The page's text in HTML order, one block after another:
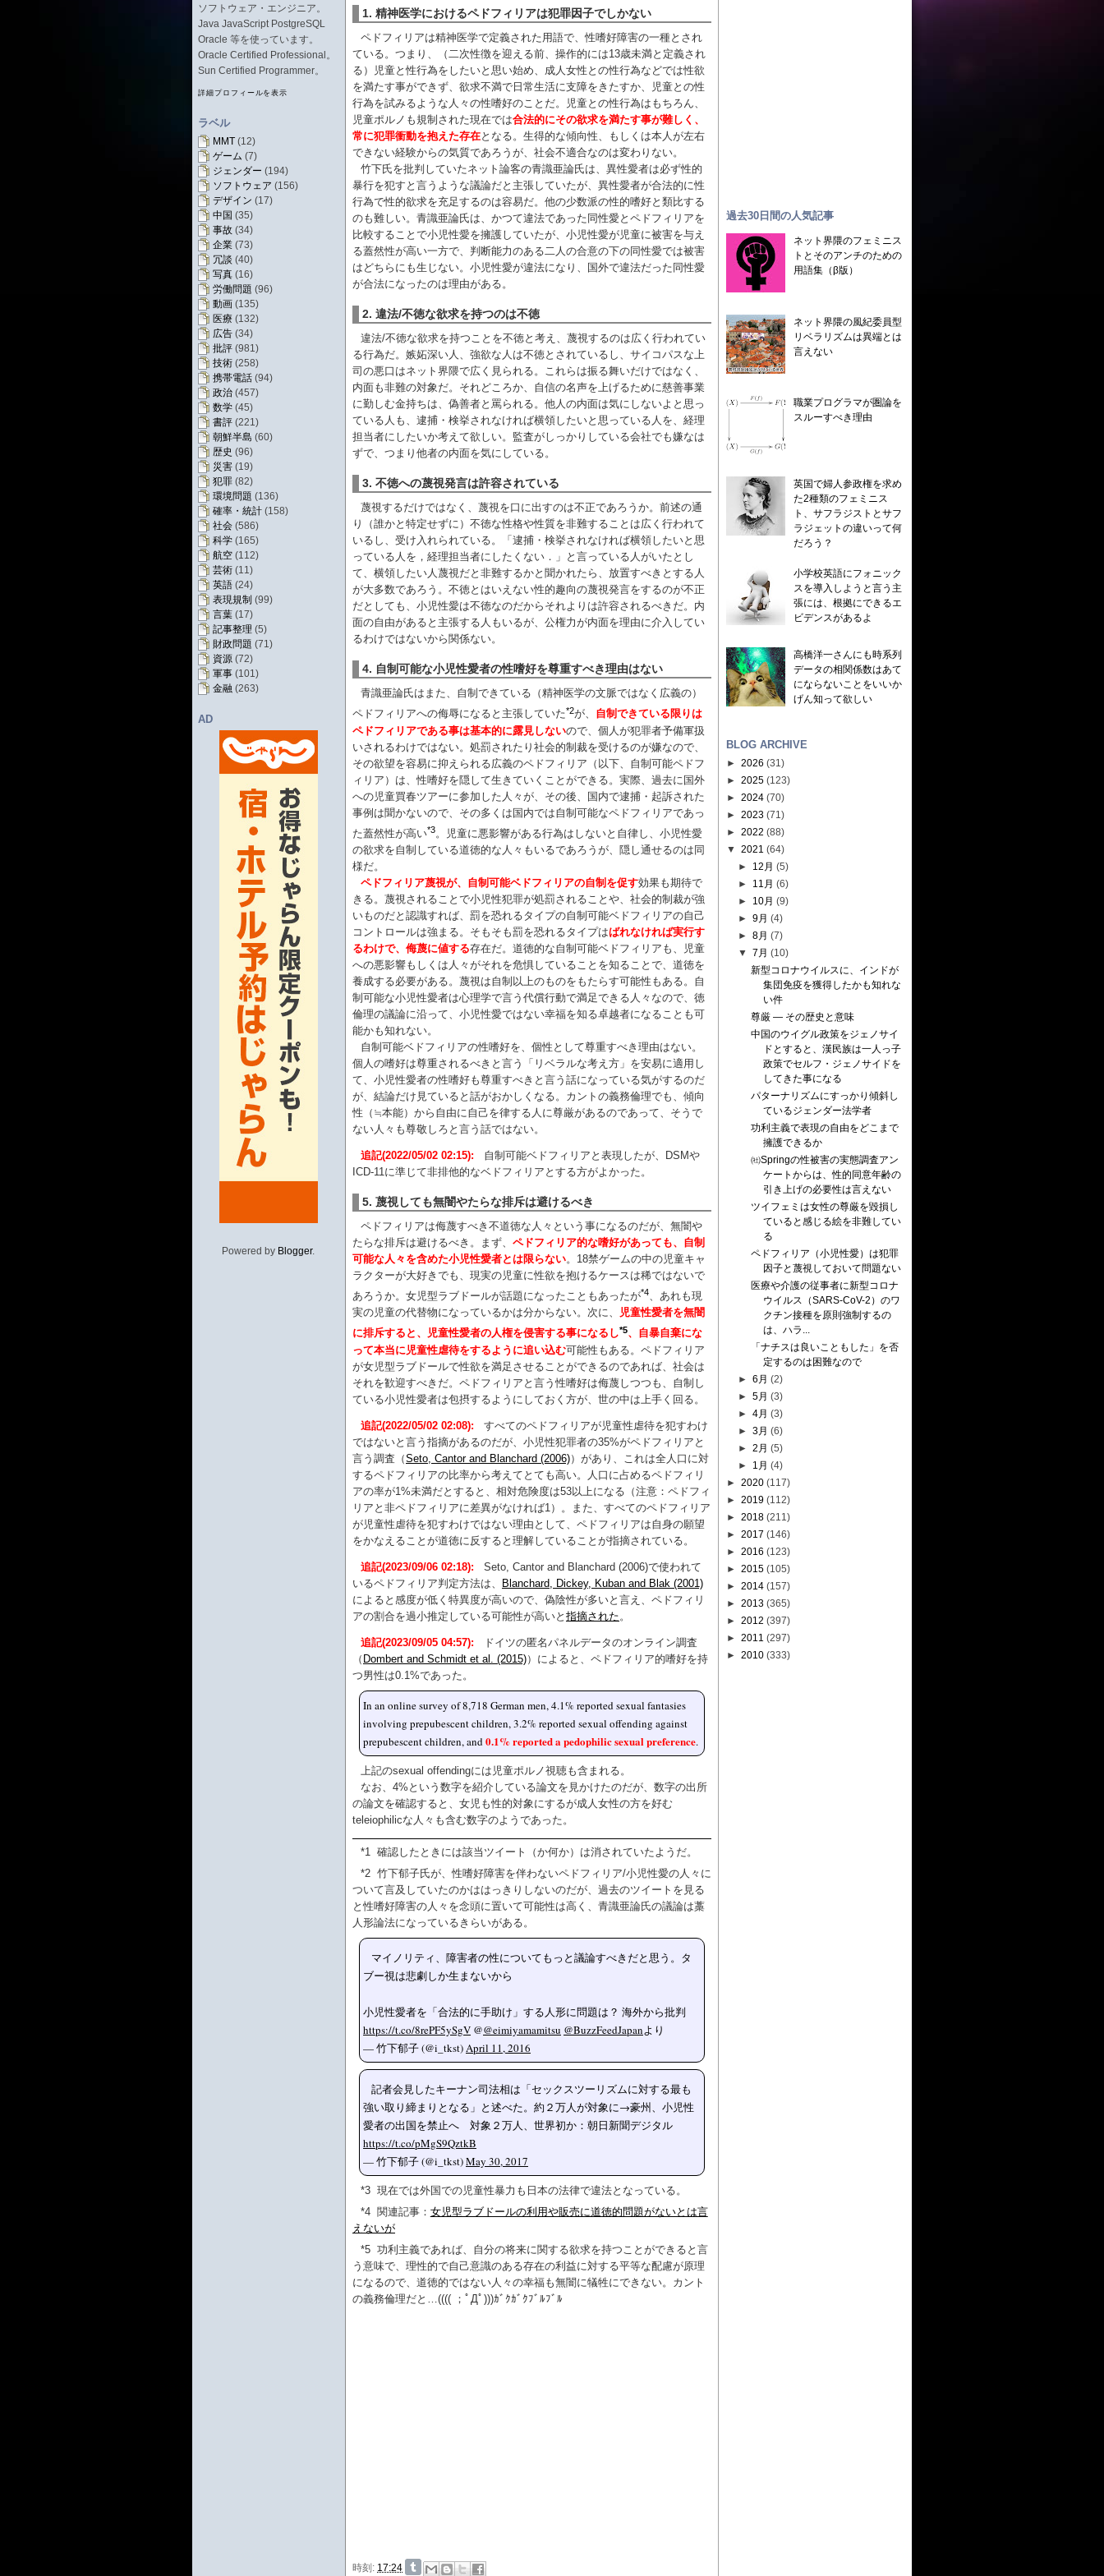
ソフトウェア・エンジニア。
Java JavaScript PostgreSQL
Oracle 等を使っています。
Oracle Certified Professional。
Sun Certified Programmer。
詳細プロフィールを表示
ラベル
MMT (12)
ゲーム (7)
ジェンダー (194)
ソフトウェア (156)
デザイン (17)
中国 (35)
事故 (34)
企業 (73)
冗談 (40)
写真 (16)
労働問題 (96)
動画 (135)
医療 (132)
広告 (34)
批評 (981)
技術 (258)
携帯電話 (94)
政治 (457)
数学 (45)
書評 (221)
朝鮮半島 (60)
歴史 (96)
災害 (19)
犯罪 (82)
環境問題 (136)
確率・統計 (158)
社会 (586)
科学 (165)
航空 (112)
芸術 (11)
英語 (24)
表現規制 (99)
言葉 (17)
記事整理 (5)
財政問題 (71)
資源 (72)
軍事 (101)
金融 (263)
AD
Powered by Blogger.
1. 精神医学におけるペドフィリアは犯罪因子でしかない
ペドフィリアは精神医学で定義された用語で、性嗜好障害の一種とされ
ている。つまり、（二次性徴を迎える前、操作的には13歳未満と定義され
る）児童と性行為をしたいと思い始め、成人女性との性行為などでは性欲
を満たす事ができず、欲求不満で日常生活に支障をきたすか、児童との性
行為を試みるような人々の性嗜好のことだ。児童との性行為はもちろん、
児童ポルノも規制された現在では合法的にその欲求を満たす事が難しく、
常に犯罪衝動を抱えた存在となる。生得的な傾向性、もしくは本人が左右
できない経験からの気質であろうが、社会不適合なのは変わりない。
竹下氏を批判していたネット論客の青識亜論氏は、異性愛者は必ず性的
暴行を犯すと言うような議論だと主張していたが、異性愛者が合法的に性
行為で性的欲求を充足するのは容易だ。他の少数派の性的嗜好と類比する
のも難しい。青識亜論氏は、かつて違法であった同性愛とペドフィリアを
比較することで小児性愛を擁護していたが、小児性愛が児童に被害を与え
る蓋然性が高い一方で、判断能力のある二人の合意の下の同性愛では被害
はどちらにも生じない。小児性愛が違法になり、国外で違法だった同性愛
が合法になったのは理由がある。
2. 違法/不徳な欲求を持つのは不徳
違法/不徳な欲求を持つことを不徳と考え、蔑視するのは広く行われてい
る行為だ。嫉妬深い人、強欲な人は不徳とされているし、サイコパスな上
司の悪口はネット界隈で広く見られる。これらは振る舞いだけではなく、
内面も非難の対象だ。それどころか、自信の名声を上げるために慈善事業
に勤しむ金持ちは、偽善者と罵られる。他人の内面は気にしないよと思っ
ている人も、逮捕・検挙されなければ横領したいと思っている人を、経理
担当者にしたいか考えて欲しい。監査がしっかりしている会社でも嫌なは
ずで、つまり他者の内面を気にしている。
3. 不徳への蔑視発言は許容されている
蔑視するだけではなく、蔑視を口に出すのは不正であろうか。前述の通
り（誰かと特定せずに）不徳な性格や性質を非難することは広く行われて
いるし、受け入れられている。「逮捕・検挙されなければ横領したいと思
っている人を，経理担当者にしたくない．」と言っている人がいたとし
て、横領したい人蔑視だと非難するかと聞かれたら、放置すべきとする人
が大多数であろう。不徳とはいえない性的趣向の蔑視発言をするのが不正
だとしても、小児性愛は不徳なのだからそれよりは許容されるべきだ。内
面の自由があると主張する人もいるが、公権力が内面を理由に介入してい
るわけではないから関係ない。
4. 自制可能な小児性愛者の性嗜好を尊重すべき理由はない
青識亜論氏はまた、自制できている（精神医学の文脈ではなく広義の）
ペドフィリアへの侮辱になると主張していた*2が、 自制できている限りは
ペドフィリアである事は基本的に露見しないので、個人が犯罪者予備軍扱
いされるわけではない。処罰されたり社会的制裁を受けるのが嫌なので、
その欲望を容易に抑えられる広義のペドフィリア（以下、自制可能ペドフ
ィリア）は、性嗜好を隠して生きていくことができる。実際、過去に国外
への児童買春ツアーに参加した人々が、その後、国内で逮捕・起訴された
事例は聞かないので、その多くは国内では自制可能なペドフィリアであっ
た蓋然性が高い*3。児童に悪影響がある行為はしないと自律し、小児性愛
の欲求を自制している道徳的な人々もいるであろうが、隠し通せるのは同
様だ。
ペドフィリア蔑視が、自制可能ベドフィリアの自制を促す効果も期待で
きる。蔑視されることで小児性犯罪が処罰されることや、社会的制裁が強
いものだと認識すれば、罰を恐れるタイプの自制可能ベドフィリアの自己
コントロールは強まる。そもそも罰を恐れるタイプはばれなければ実行す
るわけで、侮蔑に値する存在だ。道徳的な自制可能ベドフィリアも、児童
への悪影響もしくは人々がそれを危惧していることを知ることで、道徳を
養成する必要がある。蔑視は自制以上のものをもたらす可能性もある。自
制可能な小児性愛者は心理学で言う代償行動で満足できる人々なので、徳
倫理の議論に沿って、小児性愛ではない幸福を知る卓越者になることも可
能かも知れない。
自制可能ベドフィリアの性嗜好を、個性として尊重すべき理由はない。
個人の嗜好は尊重されるべきと言う「リベラルな考え方」を安易に適用し
て、小児性愛者の性嗜好も尊重すべきと言う話になっている気がするのだ
が、結論だけ見ていると話がおかしくなる。カントの義務倫理でも、傾向
性（≒本能）から自由に自己を律する人に尊厳があるのであって、そうで
ない人々も尊敬しろと言う話ではない。
追記(2022/05/02 02:15):
自制可能ベドフィリアと表現したが、DSMや
ICD-11に準じて非排他的なベドフィリアとする方がよかった。
5. 蔑視しても無闇やたらな排斥は避けるべき
ペドフィリアは侮蔑すべき不道徳な人々という事になるのだが、無闇や
たらな排斥は避けるべき。まず、 ペドフィリア的な嗜好があっても、自制
可能な人々を含めた小児性愛者とは限らない。18禁ゲームの中の児童キャ
ラクターが大好きでも、現実の児童に性欲を抱けるケースは稀ではないで
あろうか。女児型ラブドールが話題になったこともあったが*4、あれも現
実の児童の代替物になっているかは分からない。次に、
児童性愛者を無闇
に排斥すると、児童性愛者の人権を侵害する事になるし*5、自暴自棄にな
って本当に児童性虐待をするように追い込む可能性もある。ペドフィリア
が女児型ラブドールで性欲を満足させることができるのであれば、社会は
それを歓迎すべきだ。ペドフィリアと言う性嗜好は侮蔑しつつも、自制し
ている小児性愛者は包摂するようにしておく方が、世の中は上手く回る。
追記(2022/05/02 02:08):
すべてのペドフィリアが児童性虐待を犯すわけ
ではないと言う指摘があるのだが、小児性犯罪者の35%がペドフィリアと
言う調査（Seto, Cantor and Blanchard (2006)）があり、これは全人口に対
するペドフィリアの比率から考えてとても高い。人口に占めるペドフィリ
アの率が1%未満だとすると、相対危険度は53以上になる（注意：ペドフィ
リアと非ペドフィリアに差異がなければ1）。また、すべてのペドフィリア
が児童性虐待を犯すわけではない理由として、ペドフィリアは自身の願望
をかなえることが道徳に反すると理解していることが指摘されている。
追記(2023/09/06 02:18):
Seto, Cantor and Blanchard (2006)で使われて
いるペドフィリア判定方法は、 Blanchard, Dickey, Kuban and Blak (2001)
によると感度が低く特異度が高いので、偽陰性が多いと言え、ペドフィリ
アの割合を過小推定している可能性が高いと 指摘された 。
追記(2023/09/05 04:57):
ドイツの匿名パネルデータのオンライン調査
（ Dombert and Schmidt et al. (2015)）によると、ペドフィリア的嗜好を持
つ男性は0.1%であった。
In an online survey of 8,718 German men, 4.1% reported sexual fantasies
involving prepubescent children, 3.2% reported sexual offending against
prepubescent children, and0.1% reported a pedophilic sexual preference.
上記のsexual offendingには児童ポルノ視聴も含まれる。
なお、4%という数字を紹介している論文を見かけたのだが、数字の出所
の論文を確認すると、女児も性的対象にするが成人女性の方を好む
teleiophilicな人々も含む数字のようであった。
*1
確認したときには該当ツイート（か何か）は消されていたようだ。
*2 竹下郁子氏が、性嗜好障害を伴わないペドフィリア/小児性愛の人々に
ついて言及していたのかははっきりしないのだが、過去のツイートを見る
と性嗜好障害の人々を念頭に置いて可能性は高く、青識亜論氏の議論は藁
人形論法になっているきらいがある。
マイノリティ、障害者の性についてもっと議論すべきだと思う。タ
ブー視は悲劇しか生まないから
小児性愛者を「合法的に手助け」する人形に問題は？ 海外から批判
https://t.co/8rePF5ySgV @@eimiyamamitsu @BuzzFeedJapanより
— 竹下郁子 (@i_tkst)April 11, 2016
記者会見したキーナン司法相は「セックスツーリズムに対する最も
強い取り締まりとなる」と述べた。約２万人が対象に→豪州、小児性
愛者の出国を禁止へ 対象２万人、世界初か：朝日新聞デジタル
https://t.co/pMgS9QztkB
— 竹下郁子 (@i_tkst)May 30, 2017
*3 現在では外国での児童性暴力も日本の法律で違法となっている。
*4 関連記事： 女児型ラブドールの利用や販売に道徳的問題がないとは言
えないが
*5 功利主義であれば、自分の将来に関する欲求を持つことができると言
う意味で、理性的で自己意識のある存在の利益に対する平等な配慮が原理
になるので、道徳的ではない人々の幸福も無闇に犠牲にできない。カント
の義務倫理だと… (((( ；ﾟДﾟ)))ｶﾞｸｶﾞｸﾌﾞﾙﾌﾞﾙ
時刻: 17:24
過去30日間の人気記事
ネット界隈のフェミニス
トとそのアンチのための
用語集（β版）
ネット界隈の風紀委員型
リベラリズムは異端とは
言えない
職業プログラマが圏論を
スルーすべき理由
英国で婦人参政権を求め
た2種類のフェミニス
ト、サフラジストとサフ
ラジェットの違いって何
だろう？
小学校英語にフォニック
スを導入しようと言う主
張には、根拠にできるエ
ビデンスがあるよ
高橋洋一さんにも時系列
データの相関係数はあて
にならないことをいいか
げん知って欲しい
BLOG ARCHIVE
► 2026 (31)
► 2025 (123)
► 2024 (70)
► 2023 (71)
► 2022 (88)
▼ 2021 (64)
► 12月 (5)
► 11月 (6)
► 10月 (9)
►9月 (4)
►8月 (7)
▼ 7月 (10)
新型コロナウイルスに、インドが
集団免疫を獲得したかも知れな
い件
尊厳 — その歴史と意味
中国のウイグル政策をジェノサイ
ドとすると、漢民族は一人っ子
政策でセルフ・ジェノサイドを
してきた事になる
パターナリズムにすっかり傾斜し
ているジェンダー法学者
功利主義で表現の自由をどこまで
擁護できるか
㈳Springの性被害の実態調査アン
ケートからは、性的同意年齢の
引き上げの必要性は言えない
ツイフェミは女性の尊厳を毀損し
ていると感じる絵を非難してい
る
ペドフィリア（小児性愛）は犯罪
因子と蔑視しておいて問題ない
医療や介護の従事者に新型コロナ
ウイルス（SARS-CoV-2）のワ
クチン接種を原則強制するの
は、ハラ...
「ナチスは良いこともした」を否
定するのは困難なので
►6月 (2)
►5月 (3)
►4月 (3)
►3月 (6)
►2月 (5)
► 1月 (4)
► 2020 (117)
► 2019 (112)
► 2018 (211)
► 2017 (146)
► 2016 (123)
► 2015 (105)
► 2014 (157)
► 2013 (365)
► 2012 (397)
► 2011 (297)
► 2010 (333)